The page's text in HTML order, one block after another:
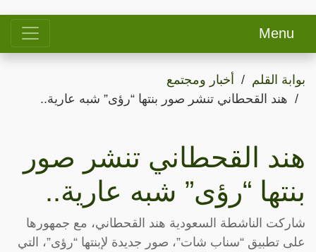
Menu
بوابة القلم
أخبار ومجتمع
هند القحطاني تنشر صور بنتها “رؤى” شبه عارية..
هند القحطاني تنشر صور
بنتها “رؤى” شبه عارية..
شاركت الناشطة السعودية هند القحطاني، مع جمهورها
على تطبيق “سناب شات”، صور جديدة لإبنتها “رؤى”، التي